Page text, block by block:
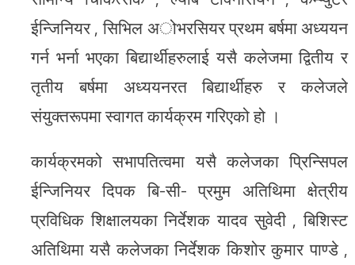
ईन्जिनियर , सिभिल अोभरसियर प्रथम बर्षमा अध्ययन
गर्न भर्ना भएका बिद्यार्थीहरुलाई यसै कलेजमा द्वितीय र
तृतीय बर्षमा अध्ययनरत बिद्यार्थीहरु र कलेजले
संयुक्तरूपमा स्वागत कार्यक्रम गरिएको हो ।
कार्यक्रमको सभापतित्वमा यसै कलेजका प्रिन्सिपल
ईन्जिनियर दिपक बि-सी- प्रमुम अतिथिमा क्षेत्रीय
प्रविधिक शिक्षालयका निर्देशक यादव सुवेदी , बिशिस्ट
अतिथिमा यसै कलेजका निर्देशक किशोर कुमार पाण्डे ,